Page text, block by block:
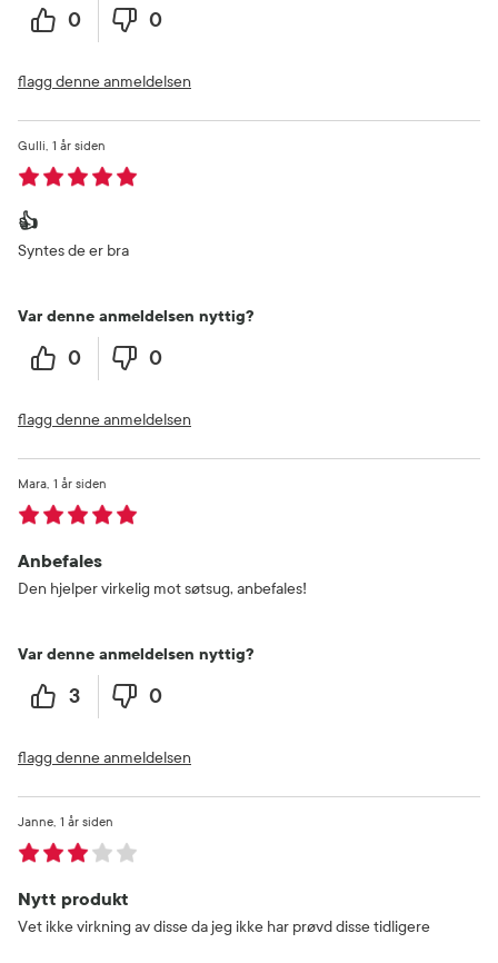
0 0
flagg denne anmeldelsen
👍
1 år siden
Gulli
Syntes de er bra
Var denne anmeldelsen nyttig?
0 0
flagg denne anmeldelsen
Anbefales
1 år siden
Mara
Den hjelper virkelig mot søtsug, anbefales!
Var denne anmeldelsen nyttig?
3 0
flagg denne anmeldelsen
Nytt produkt
1 år siden
Janne
Vet ikke virkning av disse da jeg ikke har prøvd disse tidligere